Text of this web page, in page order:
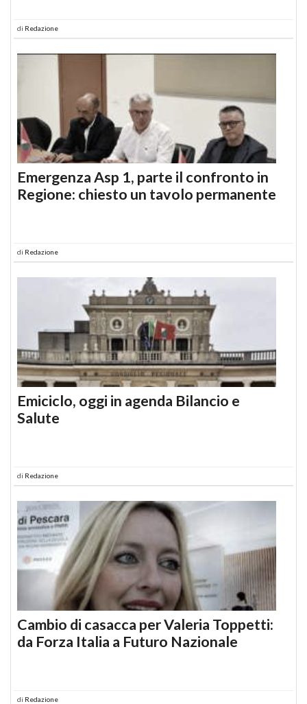
di Redazione
Emergenza Asp 1, parte il confronto in
Regione: chiesto un tavolo permanente
di Redazione
Emiciclo, oggi in agenda Bilancio e
Salute
di Redazione
Cambio di casacca per Valeria Toppetti:
da Forza Italia a Futuro Nazionale
di Redazione